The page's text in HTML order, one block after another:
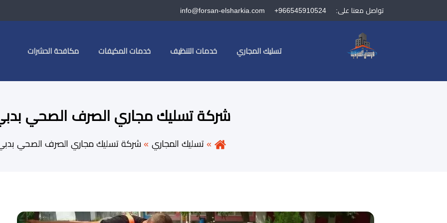
تواصل معنا على: +966545910524
info@forsan-elsharkia.com
تسليك المجاري خدمات التنظيف خدمات المكيفات مكافحة الحشرات
شركة تسليك مجاري الصرف الصحي
تسليك المجاري شركة تسليك مجاري الصرف الصحي